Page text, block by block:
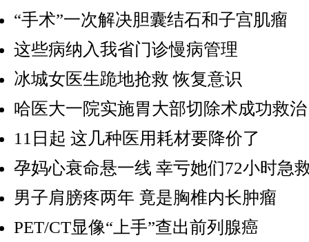
“手术”一次解决胆囊结石和子宫肌瘤
这些病纳入我省门诊慢病管理
冰城女医生跪地抢救 恢复意识
哈医大一院实施胃大部切除术成功救治
11日起 这几种医用耗材要降价了
孕妈心衰命悬一线 幸亏她们72小时急
男子肩膀疼两年 竟是胸椎内长肿瘤
PET/CT显像“上手”查出前列腺癌